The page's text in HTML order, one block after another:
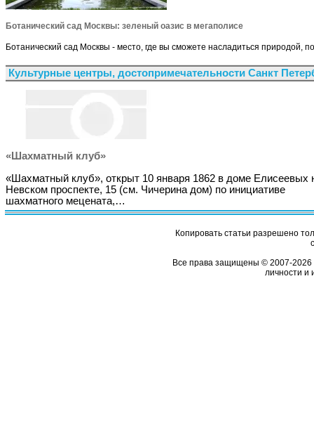
Ботанический сад Москвы: зеленый оазис в мегаполисе
Ботанический сад Москвы - место, где вы сможете насладиться природой,
Культурные центры, достопримечательности Санкт
«Шахматный клуб»
«Шахматный клуб», открыт 10 января 1862 в доме Елисеевых
Невском проспекте, 15 (см. Чичерина дом) по инициативе
шахматного мецената,…
Копировать статьи разрешено
Все права защищены © 2007-2026
личности и